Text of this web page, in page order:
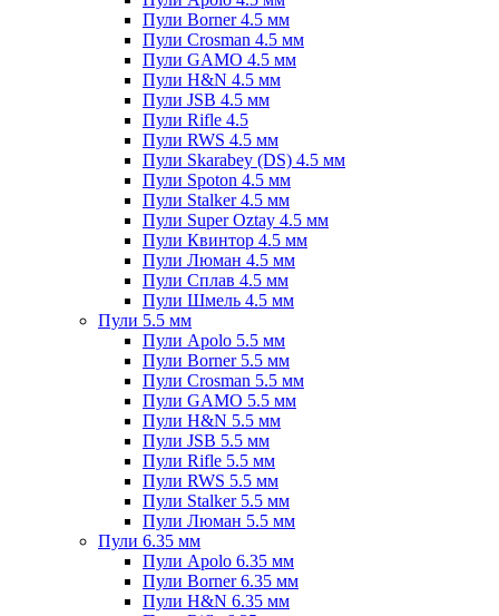
Пули Borner 4.5 мм
Пули Crosman 4.5 мм
Пули GAMO 4.5 мм
Пули H&N 4.5 мм
Пули JSB 4.5 мм
Пули Rifle 4.5
Пули RWS 4.5 мм
Пули Skarabey (DS) 4.5 мм
Пули Spoton 4.5 мм
Пули Stalker 4.5 мм
Пули Super Oztay 4.5 мм
Пули Квинтор 4.5 мм
Пули Люман 4.5 мм
Пули Сплав 4.5 мм
Пули Шмель 4.5 мм
Пули 5.5 мм
Пули Apolo 5.5 мм
Пули Borner 5.5 мм
Пули Crosman 5.5 мм
Пули GAMO 5.5 мм
Пули H&N 5.5 мм
Пули JSB 5.5 мм
Пули Rifle 5.5 мм
Пули RWS 5.5 мм
Пули Stalker 5.5 мм
Пули Люман 5.5 мм
Пули 6.35 мм
Пули Apolo 6.35 мм
Пули Borner 6.35 мм
Пули H&N 6.35 мм